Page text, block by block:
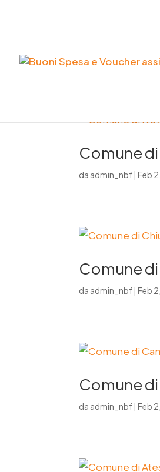
Comune
da admin_nbf|Feb
Comune di
da admin_nbf|Feb
Comune
da admin_nbf|Feb